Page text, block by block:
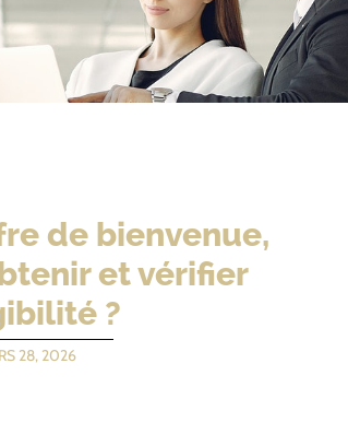
de bienvenue,
et vérifier
?
28, 2026